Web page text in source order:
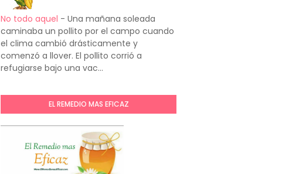
No todo aquel - Una mañana soleada
caminaba un pollito por el campo cuando
el clima cambió drásticamente y
comenzó a llover. El pollito corrió a
refugiarse bajo una vac...
EL REMEDIO MAS EFICAZ